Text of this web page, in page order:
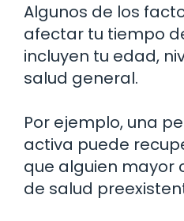
Algunos de los
afectar tu tiempo
incluyen tu edad,
salud general.
Por ejemplo, una
activa puede
que alguien mayor
de salud